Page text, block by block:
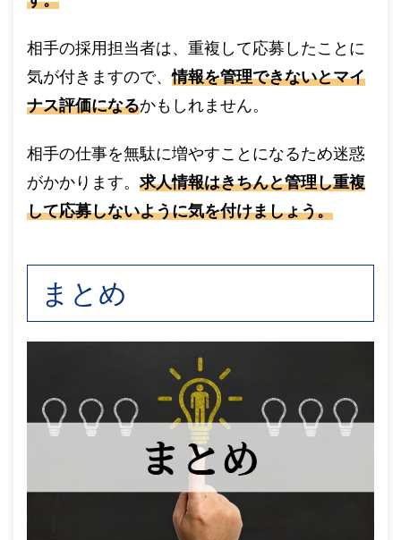
相手の採用担当者は、重複して応募したことに
気が付きますので、情報を管理できないとマイ
ナス評価になるかもしれません。
相手の仕事を無駄に増やすことになるため迷惑
がかかります。 求人情報はきちんと管理し重複
して応募しないように気を付けましょう。
まとめ